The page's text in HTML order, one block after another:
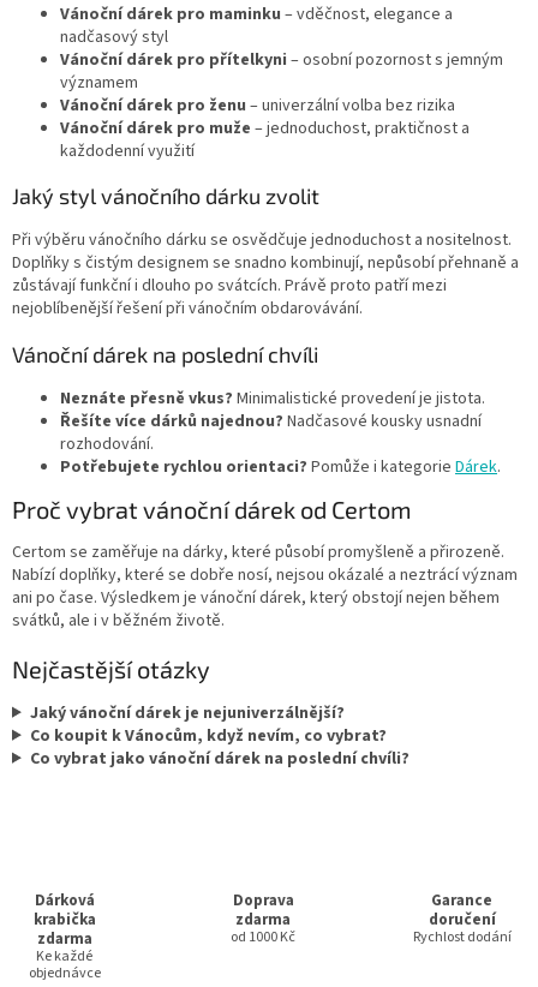
Vánoční dárek pro maminku – vděčnost, elegance a
nadčasový styl
Vánoční dárek pro přítelkyni – osobní pozornost s jemným
významem
Vánoční dárek pro ženu – univerzální volba bez rizika
Vánoční dárek pro muže – jednoduchost, praktičnost a
každodenní využití
Jaký styl vánočního dárku zvolit
Při výběru vánočního dárku se osvědčuje jednoduchost a nositelnost.
Doplňky s čistým designem se snadno kombinují, nepůsobí přehnaně a
zůstávají funkční i dlouho po svátcích. Právě proto patří mezi
nejoblíbenější řešení při vánočním obdarovávání.
Vánoční dárek na poslední chvíli
Neznáte přesně vkus? Minimalistické provedení je jistota.
Řešíte více dárků najednou? Nadčasové kousky usnadní
rozhodování.
Potřebujete rychlou orientaci? Pomůže i kategorie Dárek.
Proč vybrat vánoční dárek od Certom
Certom se zaměřuje na dárky, které působí promyšleně a přirozeně.
Nabízí doplňky, které se dobře nosí, nejsou okázalé a neztrácí význam
ani po čase. Výsledkem je vánoční dárek, který obstojí nejen během
svátků, ale i v běžném životě.
Nejčastější otázky
Jaký vánoční dárek je nejuniverzálnější?
Co koupit k Vánocům, když nevím, co vybrat?
Co vybrat jako vánoční dárek na poslední chvíli?
Dárková
krabička
zdarma
Ke každé
objednávce
Doprava
zdarma
od 1000 Kč
Garance
doručení
Rychlost dodání